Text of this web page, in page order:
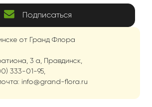
от Гранд Флора
3 а, Правдинск,
333-01-95,
info@grand-flora.ru
Подписаться